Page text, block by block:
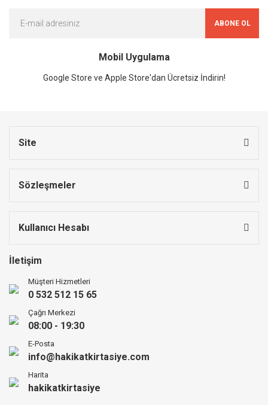
ABONE OL
Mobil Uygulama
Google Store ve Apple Store'dan Ücretsiz İndirin!
Site
Sözleşmeler
Kullanıcı Hesabı
İletişim
Müşteri Hizmetleri
0 532 512 15 65
Çağrı Merkezi
08:00 - 19:30
E-Posta
info@hakikatkirtasiye.com
Harita
hakikatkirtasiye